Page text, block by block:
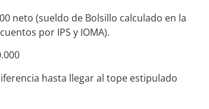
neto (sueldo de Bolsillo calculado en la
por IPS y IOMA).
hasta llegar al tope estipulado